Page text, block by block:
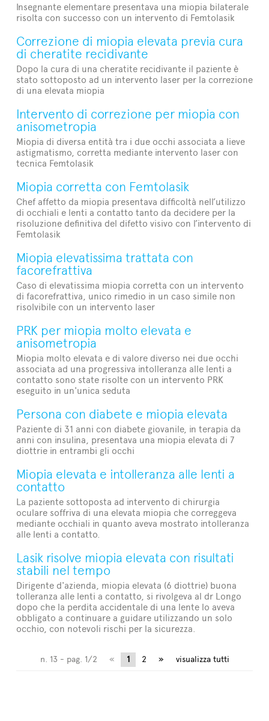
Insegnante elementare presentava una miopia bilaterale
risolta con successo con un intervento di Femtolasik
Correzione di miopia elevata previa cura
di cheratite recidivante
Dopo la cura di una cheratite recidivante il paziente è
stato sottoposto ad un intervento laser per la correzione
di una elevata miopia
Intervento di correzione per miopia con
anisometropia
Miopia di diversa entità tra i due occhi associata a lieve
astigmatismo, corretta mediante intervento laser con
tecnica Femtolasik
Miopia corretta con Femtolasik
Chef affetto da miopia presentava difficoltà nell’utilizzo
di occhiali e lenti a contatto tanto da decidere per la
risoluzione definitiva del difetto visivo con l’intervento di
Femtolasik
Miopia elevatissima trattata con
facorefrattiva
Caso di elevatissima miopia corretta con un intervento
di facorefrattiva, unico rimedio in un caso simile non
risolvibile con un intervento laser
PRK per miopia molto elevata e
anisometropia
Miopia molto elevata e di valore diverso nei due occhi
associata ad una progressiva intolleranza alle lenti a
contatto sono state risolte con un intervento PRK
eseguito in un'unica seduta
Persona con diabete e miopia elevata
Paziente di 31 anni con diabete giovanile, in terapia da
anni con insulina, presentava una miopia elevata di 7
diottrie in entrambi gli occhi
Miopia elevata e intolleranza alle lenti a
contatto
La paziente sottoposta ad intervento di chirurgia
oculare soffriva di una elevata miopia che correggeva
mediante occhiali in quanto aveva mostrato intolleranza
alle lenti a contatto.
Lasik risolve miopia elevata con risultati
stabili nel tempo
Dirigente d'azienda, miopia elevata (6 diottrie) buona
tolleranza alle lenti a contatto, si rivolgeva al dr Longo
dopo che la perdita accidentale di una lente lo aveva
obbligato a continuare a guidare utilizzando un solo
occhio, con notevoli rischi per la sicurezza.
n. 13 - pag. 1/2 « 1 2 » visualizza tutti